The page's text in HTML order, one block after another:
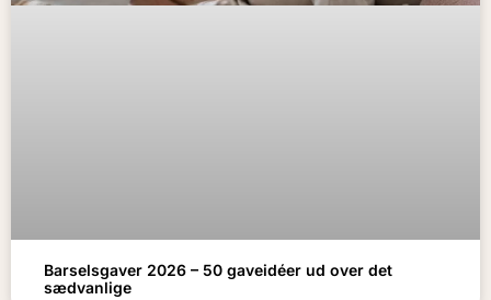
Barselsgaver 2026 – 50 gaveidéer ud over det
sædvanlige